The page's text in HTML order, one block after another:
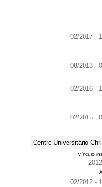
02/2017 -
08/2013 -
02/2016 -
02/2015 -
Centro Universitário
Vínculo
02/2012 -